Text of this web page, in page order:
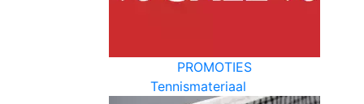
PROMOTIES
Tennismateriaal